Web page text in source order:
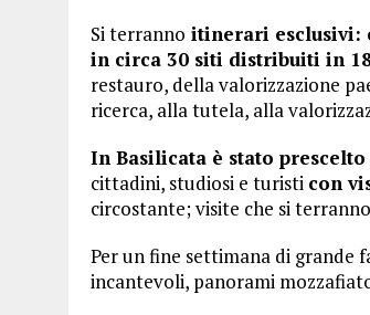
Si terranno itinerari esclusivi:
in circa 30 siti distribuiti in
restauro, della valorizzazione
ricerca, alla tutela, alla
In Basilicata è stato
cittadini, studiosi e turisti con
circostante; visite che si
Per un fine settimana di grande
incantevoli, panorami